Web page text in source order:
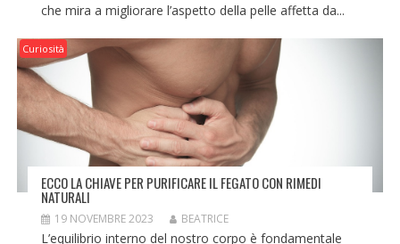
che mira a migliorare l’aspetto della pelle affetta da...
Curiosità
ECCO LA CHIAVE PER PURIFICARE IL FEGATO CON RIMEDI
NATURALI
19 NOVEMBRE 2023 BEATRICE
L’equilibrio interno del nostro corpo è fondamentale